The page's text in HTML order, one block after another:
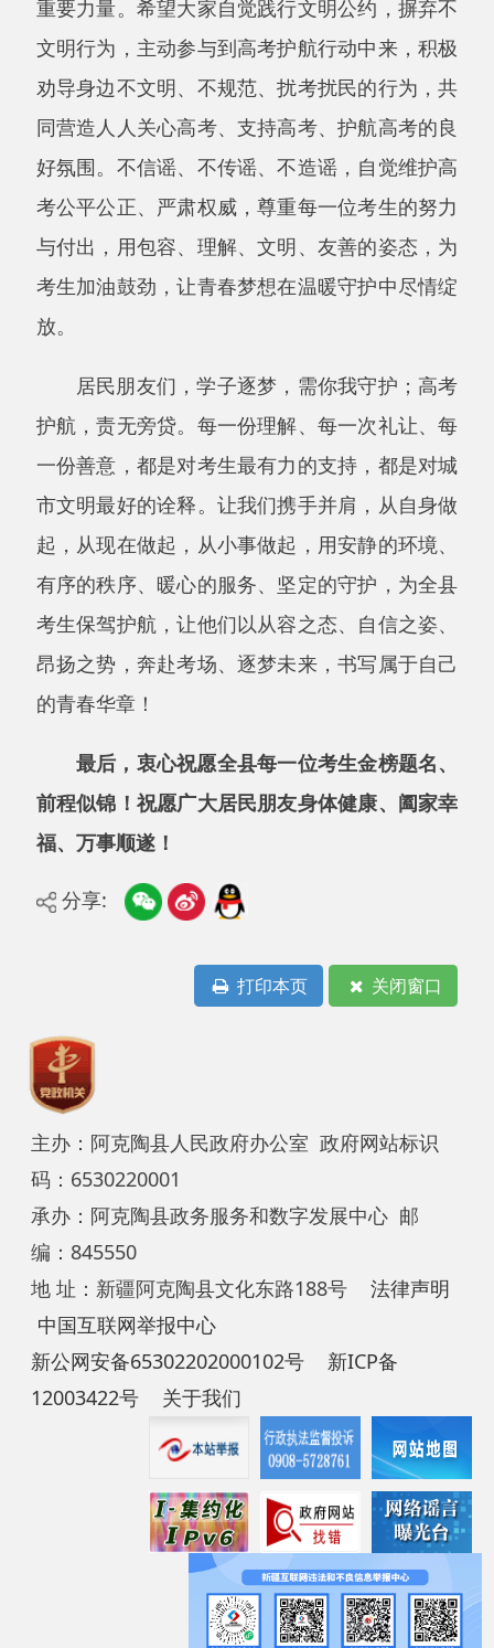
市文明最好的诠释。让我们携手并肩，从自身做
起，从现在做起，从小事做起，用安静的环境、
有序的秩序、暖心的服务、坚定的守护，为全县
考生保驾护航，让他们以从容之态、自信之姿、
最后，衷心祝愿全县每一位考生金榜题名、
前程似锦！祝愿广大居民朋友身体健康、阖家幸
打印本页 关闭窗口
主办：阿克陶县人民政府办公室 政府网站标识
承办：阿克陶县政务服务和数字发展中心 邮
编：845550
地 址：新疆阿克陶县文化东路188号
新公网安备65302202000102号
新ICP备
12003422号
关于我们